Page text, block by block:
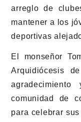
arreglo de
mantener a los
deportivas
El monseñor
Arquidiócesis
comunidad de
para celebrar